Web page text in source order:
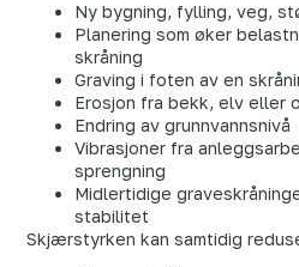
Ny bygning, fylling, veg,
Planering som øker
skråning
Graving i foten av en
Erosjon fra bekk, elv eller
Endring av grunnvannsnivå
Vibrasjoner fra
sprengning
Midlertidige
stabilitet
Skjærstyrken kan samtidig